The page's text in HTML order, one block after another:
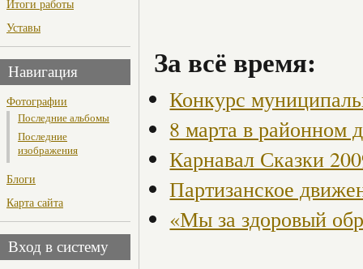
Итоги работы
Уставы
Навигация
Фотографии
Последние альбомы
Последние
изображения
Блоги
Карта сайта
Вход в систему
За всё время:
Конкурс
8 марта в районном
Карнавал Сказки
Партизанское
«Мы за здоровый